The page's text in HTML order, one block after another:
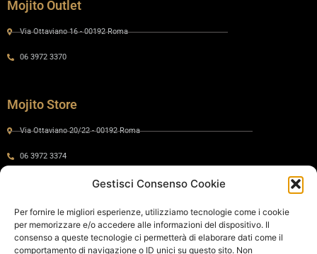
Gestisci Consenso Cookie
Per fornire le migliori esperienze, utilizziamo tecnologie come i cookie
per memorizzare e/o accedere alle informazioni del dispositivo. Il
consenso a queste tecnologie ci permetterà di elaborare dati come il
comportamento di navigazione o ID unici su questo sito. Non
Mojito Outlet
Via Ottaviano 16 - 00192 Roma
06 3972 3370
Mojito Store
Via Ottaviano 20/22 - 00192 Roma
06 3972 3374
Via Ottaviano 24 - 00192 Roma